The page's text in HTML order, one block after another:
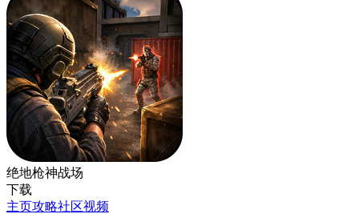
绝地枪神战场
下载
主页攻略社区视频